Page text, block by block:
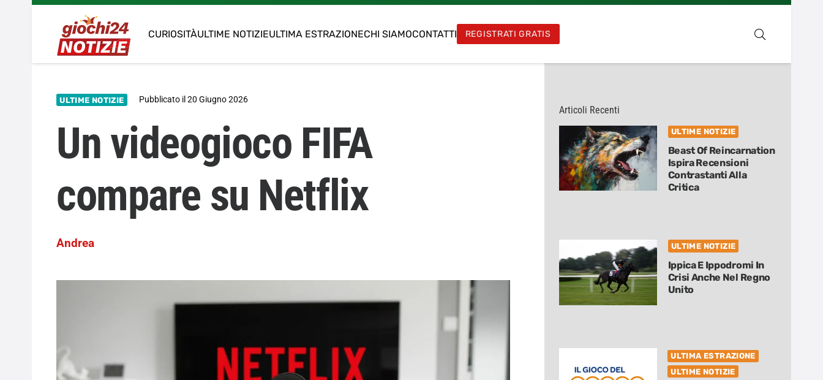
CURIOSITÀULTIME NOTIZIEULTIMA ESTRAZIONECHI SIAMOCONTATTI REGISTRATI GRATIS
ULTIME NOTIZIE Pubblicato il20 Giugno 2026
Un videogioco FIFA
compare su Netflix
Andrea
Articoli Recenti
ULTIME NOTIZIE
Beast Of Reincarnation
Ispira Recensioni
Contrastanti Alla
Critica
ULTIME NOTIZIE
Ippica E Ippodromi In
Crisi Anche Nel Regno
Unito
ULTIMA ESTRAZIONE
ULTIME NOTIZIE